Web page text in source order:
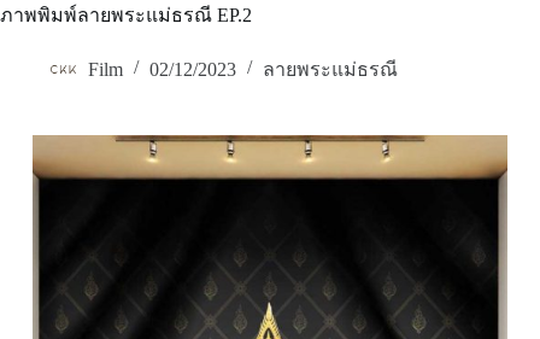
ภาพพิมพ์ลายพระแม่ธรณี EP.2
Film 02/12/2023 ลายพระแม่ธรณี